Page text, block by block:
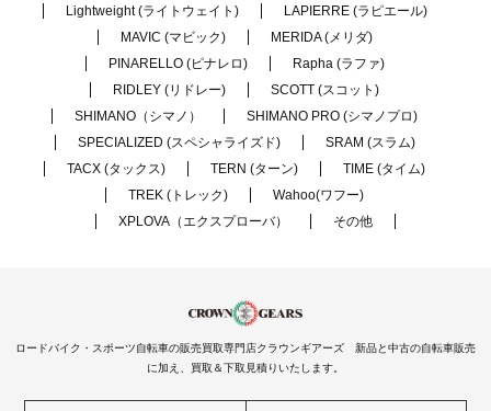
Lightweight (ライトウェイト)
LAPIERRE (ラピエール)
MAVIC (マビック)
MERIDA (メリダ)
PINARELLO (ピナレロ)
Rapha (ラファ)
RIDLEY (リドレー)
SCOTT (スコット)
SHIMANO（シマノ）
SHIMANO PRO (シマノプロ)
SPECIALIZED (スペシャライズド)
SRAM (スラム)
TACX (タックス)
TERN (ターン)
TIME (タイム)
TREK (トレック)
Wahoo(ワフー)
XPLOVA（エクスプローバ）
その他
ロードバイク・スポーツ自転車の販売買取専門店クラウンギアーズ 新品と中古の自転車販売
に加え、買取＆下取見積りいたします。